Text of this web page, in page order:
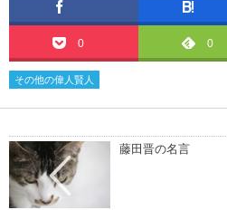
0 0
その他の偉人賢人
藤田晋の名言